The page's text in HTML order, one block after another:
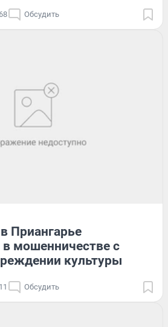
Обсудить
Приангарье
в мошенничестве с
культуры
Обсудить